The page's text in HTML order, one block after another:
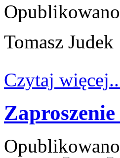
Tomasz Judek
Czytaj